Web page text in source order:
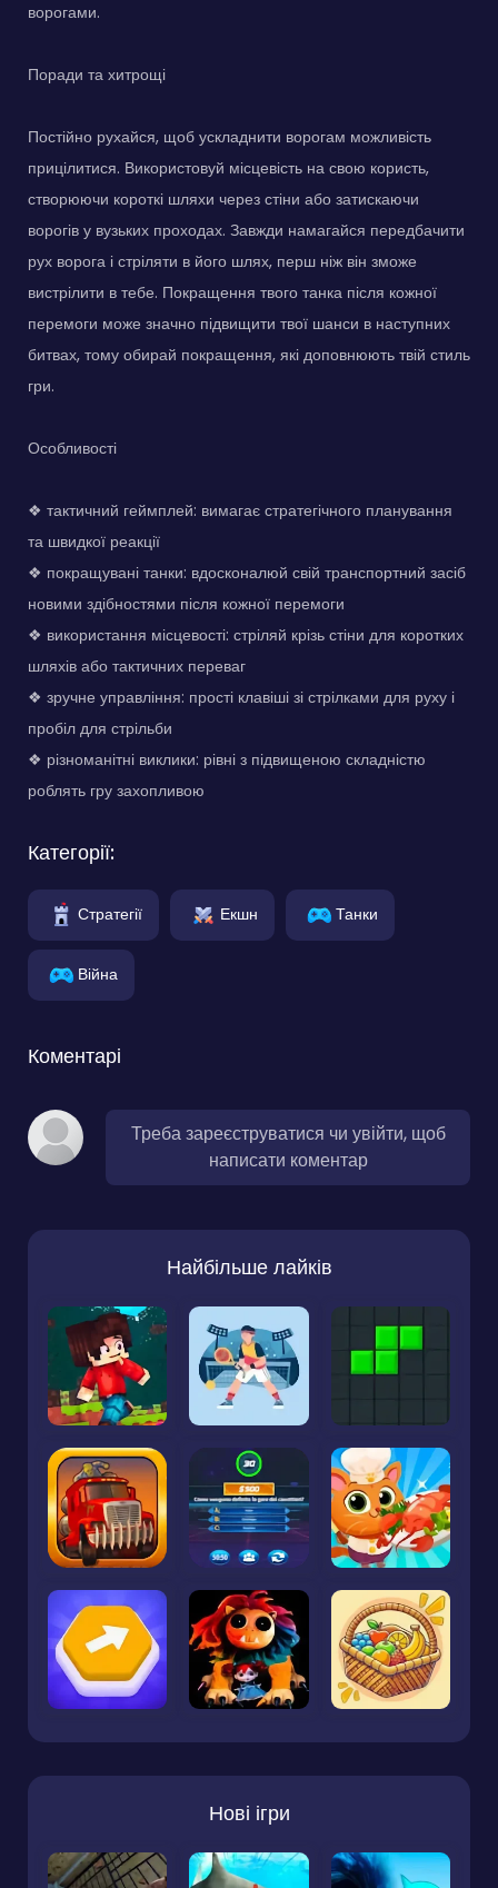
ворогами.
Поради та хитрощі
Постійно рухайся, щоб ускладнити ворогам можливість
прицілитися. Використовуй місцевість на свою користь,
створюючи короткі шляхи через стіни або затискаючи
ворогів у вузьких проходах. Завжди намагайся передбачити
рух ворога і стріляти в його шлях, перш ніж він зможе
вистрілити в тебе. Покращення твого танка після кожної
перемоги може значно підвищити твої шанси в наступних
битвах, тому обирай покращення, які доповнюють твій стиль
гри.
Особливості
❖ тактичний геймплей: вимагає стратегічного планування
та швидкої реакції
❖ покращувані танки: вдосконалюй свій транспортний засіб
новими здібностями після кожної перемоги
❖ використання місцевості: стріляй крізь стіни для коротких
шляхів або тактичних переваг
❖ зручне управління: прості клавіші зі стрілками для руху і
пробіл для стрільби
❖ різноманітні виклики: рівні з підвищеною складністю
роблять гру захопливою
Категорії:
Стратегії Екшн Танки
Війна
Коментарі
Треба зареєструватися чи увійти, щоб
написати коментар
Найбільше лайків
Нові ігри